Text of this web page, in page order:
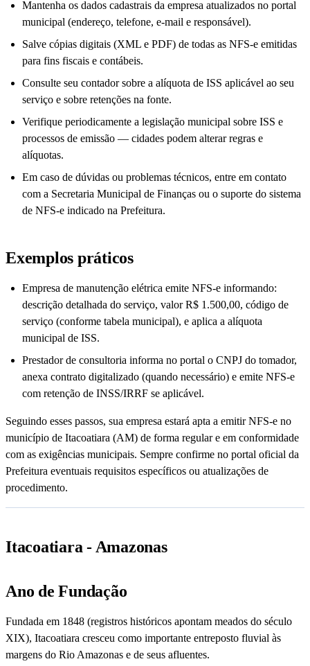
Mantenha os dados cadastrais da empresa atualizados no portal
municipal (endereço, telefone, e-mail e responsável).
Salve cópias digitais (XML e PDF) de todas as NFS-e emitidas
para fins fiscais e contábeis.
Consulte seu contador sobre a alíquota de ISS aplicável ao seu
serviço e sobre retenções na fonte.
Verifique periodicamente a legislação municipal sobre ISS e
processos de emissão — cidades podem alterar regras e
alíquotas.
Em caso de dúvidas ou problemas técnicos, entre em contato
com a Secretaria Municipal de Finanças ou o suporte do sistema
de NFS-e indicado na Prefeitura.
Exemplos práticos
Empresa de manutenção elétrica emite NFS-e informando:
descrição detalhada do serviço, valor R$ 1.500,00, código de
serviço (conforme tabela municipal), e aplica a alíquota
municipal de ISS.
Prestador de consultoria informa no portal o CNPJ do tomador,
anexa contrato digitalizado (quando necessário) e emite NFS-e
com retenção de INSS/IRRF se aplicável.
Seguindo esses passos, sua empresa estará apta a emitir NFS-e no
município de Itacoatiara (AM) de forma regular e em conformidade
com as exigências municipais. Sempre confirme no portal oficial da
Prefeitura eventuais requisitos específicos ou atualizações de
procedimento.
Itacoatiara - Amazonas
Ano de Fundação
Fundada em 1848 (registros históricos apontam meados do século
XIX), Itacoatiara cresceu como importante entreposto fluvial às
margens do Rio Amazonas e de seus afluentes.